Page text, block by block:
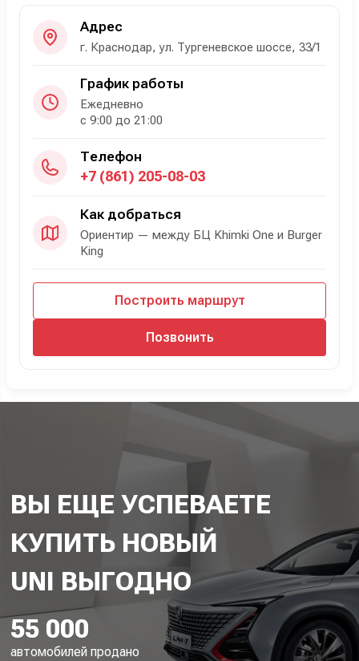
Адрес
г. Краснодар, ул. Тургеневское шоссе, 33/1
График работы
Ежедневно
с 9:00 до 21:00
Телефон
+7 (861) 205-08-03
Как добраться
Ориентир — между БЦ Khimki One и Burger
King
Построить маршрут
Позвонить
ВЫ ЕЩЕ УСПЕВАЕТЕ
КУПИТЬ НОВЫЙ
55 000
автомобилей продано